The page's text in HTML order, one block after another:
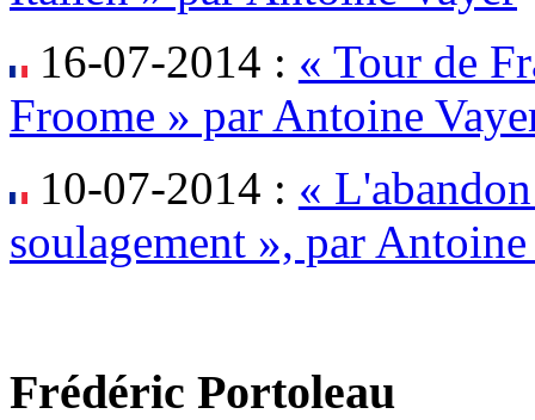
16-07-2014 : « Tour de
Froome » par Antoine
10-07-2014 : «
soulagement », par
Frédéric Portoleau